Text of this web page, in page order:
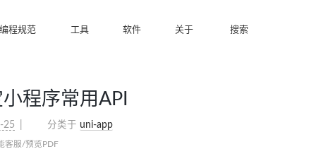
编程规范 工具 软件 关于 搜索
程序常用API
25 分类于 uni-app
客服/预览PDF